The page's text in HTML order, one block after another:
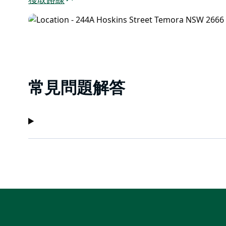
常見問題解答